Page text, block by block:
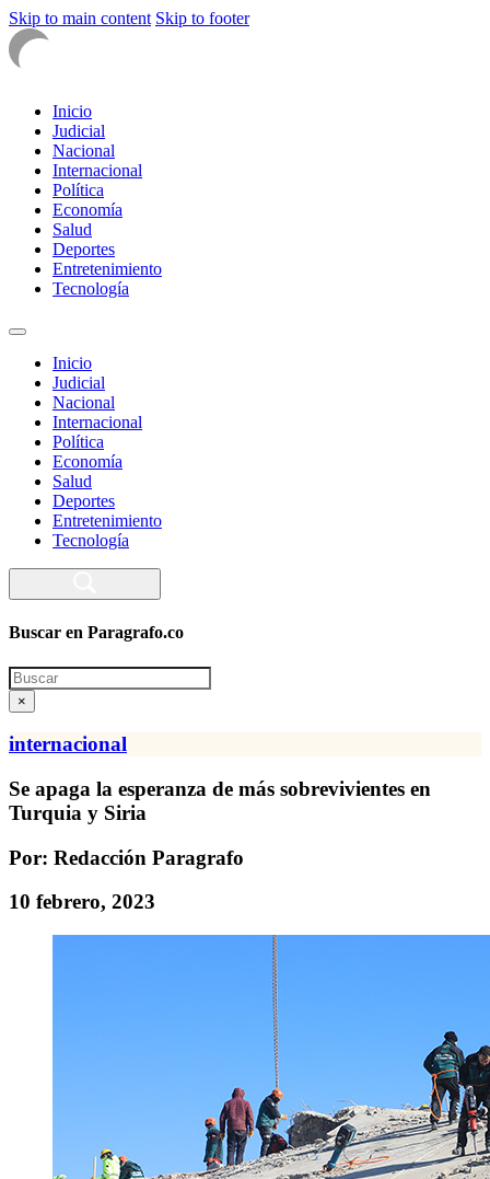
Skip to main content Skip to footer
Inicio
Judicial
Nacional
Internacional
Política
Economía
Salud
Deportes
Entretenimiento
Tecnología
Inicio
Judicial
Nacional
Internacional
Política
Economía
Salud
Deportes
Entretenimiento
Tecnología
Buscar en Paragrafo.co
Search
×
internacional
Se apaga la esperanza de más sobrevivientes en
Turquia y Siria
Por: Redacción Paragrafo
10 febrero, 2023